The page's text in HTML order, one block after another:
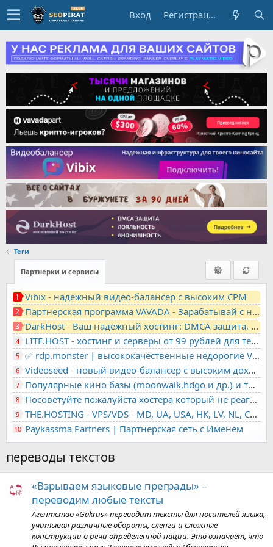
Вход Регистрация
Теги
Партнерки и сервисы
1 Vibix - надежный видео-балансер с высоким CPM
2 Партнерская программа VAVADA - Зарабатывай с нами!
3 DarkHost - Ваш надежный хостинг: DMCA защита, лояльность, анонимность
4 LITE.HOST - хостинг и серверы от 99 рублей для тех, кто любит не переплачивать. Доступ по SSH, поддержка PHP, GIT, COMPOSER, сертификаты Let's Encrypt
5 ✅ rdp.monster | высококачественные недорогие VPS, RDP - выделенные серверы
6 Videoseed - новый видео-балансер с высоким доходом
7 Популярные кино базы (moonwalk,hdgo и др.) и торренты в одном плеере для вашего сайта
8 Посоветуйте пожалуйста хостера который не реагирует на ркн
9 THE.HOSTING - VPS/VDS - MD, UA, USA, HK, LV, NL, CA, DE, SK, CZE, GB, IL, TR, PL, BG, RO, IT, FL, HU, PT.
10 Paykassma Partners | Партнерская сеть с Именем
переводы текстов
«Взрываем языковые преграды» –
переводим любые тексты
Агентство «Gakrus» переводит тексты для носителей языка,
учитывая различные обороты, сленги и сложные
конструкции в речи определенной нации. Это означает, что